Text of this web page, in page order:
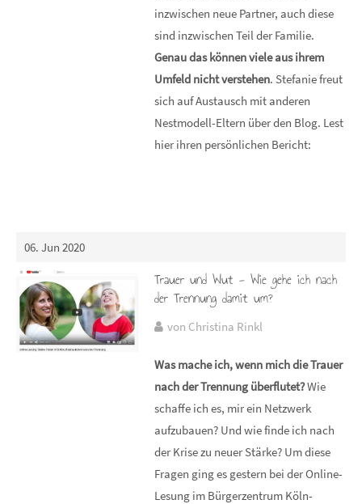
inzwischen neue Partner, auch diese
sind inzwischen Teil der Familie.
Genau das können viele aus ihrem
Umfeld nicht verstehen. Stefanie freut
sich auf Austausch mit anderen
Nestmodell-Eltern über den Blog. Lest
hier ihren persönlichen Bericht:
06. Jun 2020
Trauer und Wut - Wie gehe ich nach
der Trennung damit um?
von Christina Rinkl
Was mache ich, wenn mich die Trauer
nach der Trennung überflutet?Wie
schaffe ich es, mir ein Netzwerk
aufzubauen? Und wie finde ich nach
der Krise zu neuer Stärke? Um diese
Fragen ging es gestern bei der Online-
Lesung im Bürgerzentrum Köln-